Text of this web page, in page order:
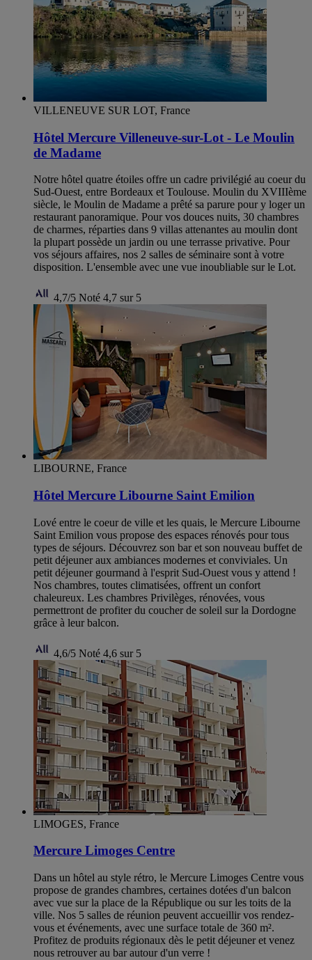
VILLENEUVE SUR LOT, France
Hôtel Mercure Villeneuve-sur-Lot - Le Moulin
de Madame
Notre hôtel quatre étoiles offre un cadre privilégié au coeur du
Sud-Ouest, entre Bordeaux et Toulouse. Moulin du XVIIIème
siècle, le Moulin de Madame a prêté sa parure pour y loger un
restaurant panoramique. Pour vos douces nuits, 30 chambres
de charmes, réparties dans 9 villas attenantes au moulin dont
la plupart possède un jardin ou une terrasse privative. Pour
vos séjours affaires, nos 2 salles de séminaire sont à votre
disposition. L'ensemble avec une vue inoubliable sur le Lot.
4,7/5 Noté 4,7 sur 5
LIBOURNE, France
Hôtel Mercure Libourne Saint Emilion
Lové entre le coeur de ville et les quais, le Mercure Libourne
Saint Emilion vous propose des espaces rénovés pour tous
types de séjours. Découvrez son bar et son nouveau buffet de
petit déjeuner aux ambiances modernes et conviviales. Un
petit déjeuner gourmand à l'esprit Sud-Ouest vous y attend !
Nos chambres, toutes climatisées, offrent un confort
chaleureux. Les chambres Privilèges, rénovées, vous
permettront de profiter du coucher de soleil sur la Dordogne
grâce à leur balcon.
4,6/5 Noté 4,6 sur 5
LIMOGES, France
Mercure Limoges Centre
Dans un hôtel au style rétro, le Mercure Limoges Centre vous
propose de grandes chambres, certaines dotées d'un balcon
avec vue sur la place de la République ou sur les toits de la
ville. Nos 5 salles de réunion peuvent accueillir vos rendez-
vous et événements, avec une surface totale de 360 m².
Profitez de produits régionaux dès le petit déjeuner et venez
nous retrouver au bar autour d'un verre !